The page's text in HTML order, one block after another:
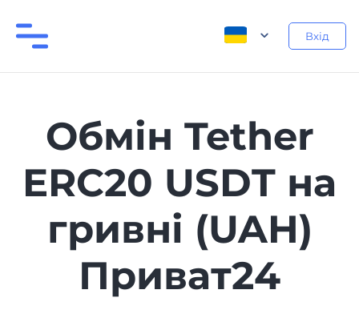
Вхід
Обмін Tether
ERC20 USDT на
гривні (UAH)
Приват24